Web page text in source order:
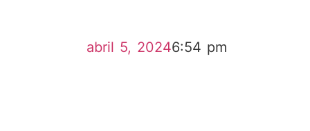
abril 5, 20246:54 pm